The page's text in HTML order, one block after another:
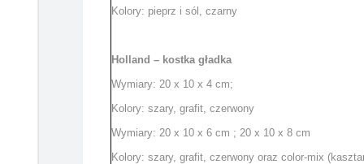
Kolory: pieprz i sól, czarny
Holland – kostka gładka
Wymiary: 20 x 10 x 4 cm;
Kolory: szary, grafit, czerwony
Wymiary: 20 x 10 x 6 cm ; 20 x 10 x 8 cm
Kolory: szary, grafit, czerwony oraz color-mix